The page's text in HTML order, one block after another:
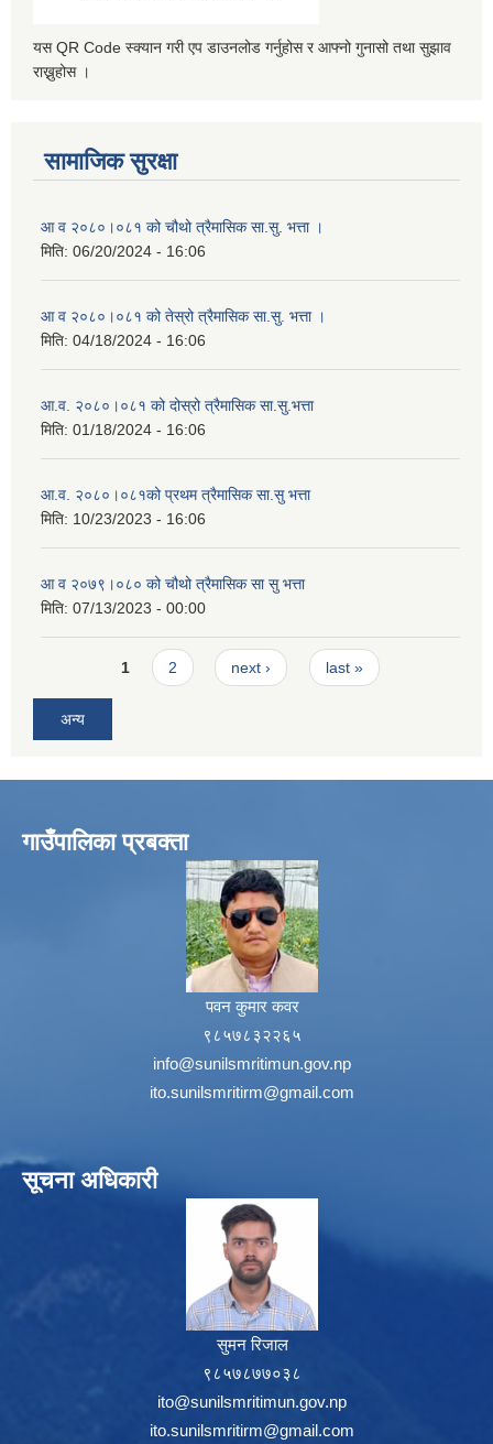
यस QR Code स्क्यान गरी एप डाउनलोड गर्नुहोस र आफ्नो गुनासो तथा सुझाव
राख्नुहोस ।
सामाजिक सुरक्षा
आ व २०८०।०८१ को चौथो त्रैमासिक सा.सु. भत्ता ।
मिति: 06/20/2024 - 16:06
आ व २०८०।०८१ को तेस्रो त्रैमासिक सा.सु. भत्ता ।
मिति: 04/18/2024 - 16:06
आ.व. २०८०।०८१ को दोस्रो त्रैमासिक सा.सु.भत्ता
मिति: 01/18/2024 - 16:06
आ.व. २०८०।०८१को प्रथम त्रैमासिक सा.सु भत्ता
मिति: 10/23/2023 - 16:06
आ व २०७९।०८० को चौथो त्रैमासिक सा सु भत्ता
मिति: 07/13/2023 - 00:00
Pages1 2 next › last »
अन्य
गाउँपालिका प्रबक्ता
पवन कुमार कवर
९८५७८३२२६५
info@sunilsmritimun.gov.np
ito.sunilsmritirm@gmail.com
सूचना अधिकारी
सुमन रिजाल
९८५७८७७०३८
ito@sunilsmritimun.gov.np
ito.sunilsmritirm@gmail.com